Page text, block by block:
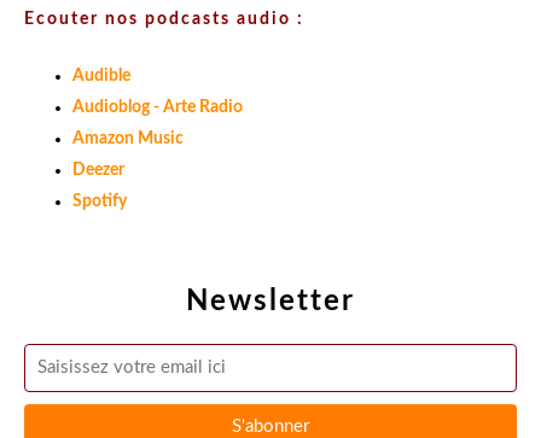
Newsletter
Ecouter nos podcasts audio :
Audible
Audioblog - Arte Radio
Amazon Music
Deezer
Spotify